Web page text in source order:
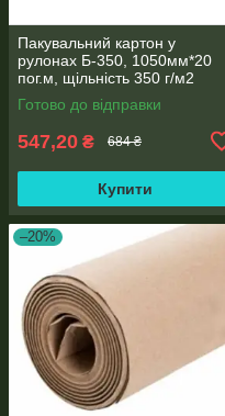
Пакувальний картон у
рулонах Б-350, 1050мм*20
пог.м, щільність 350 г/м2
Готово до відправки
547,20 ₴ 684 ₴
Купити
–20%